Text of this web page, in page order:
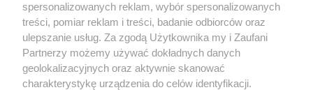
spersonalizowanych reklam, wybór spersonalizowanych
treści, pomiar reklam i treści, badanie odbiorców oraz
ulepszanie usług. Za zgodą Użytkownika my i Zaufani
Partnerzy możemy używać dokładnych danych
geolokalizacyjnych oraz aktywnie skanować
charakterystykę urządzenia do celów identyfikacji.